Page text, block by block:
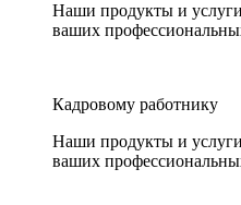
Наши продукты и
ваших
Кадровому работнику
Наши продукты и
ваших